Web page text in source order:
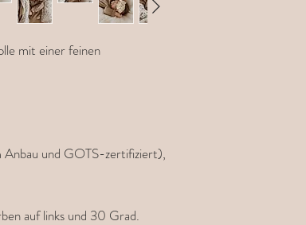
mit einer feinen
Anbau und GOTS-zertifiziert),
auf links und 30 Grad.